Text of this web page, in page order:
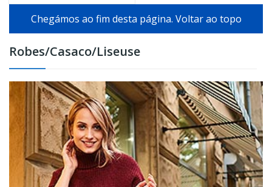
Robes/Casaco/Liseuse
Chegámos ao fim desta página. Voltar ao topo